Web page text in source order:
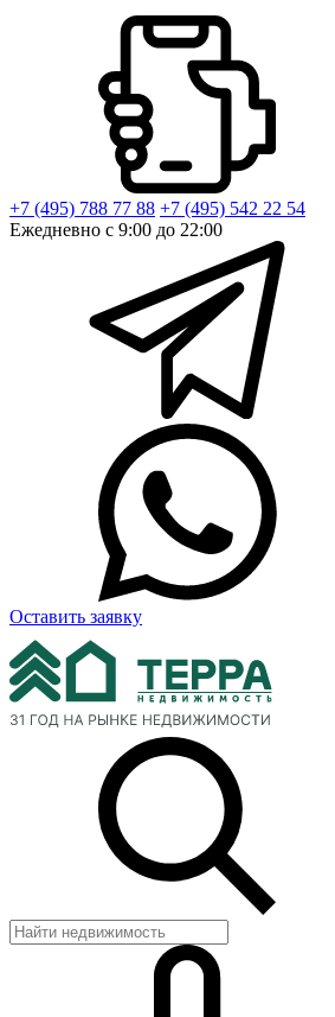
+7 (495) 788 77 88 +7 (495) 542 22 54
Ежедневно с 9:00 до 22:00
Оставить заявку